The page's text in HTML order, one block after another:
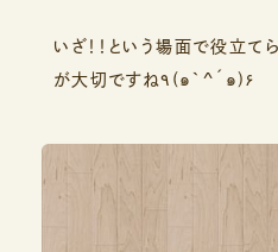
いざ！！という場面で役立て
が大切ですね٩(๑`^´๑)۶